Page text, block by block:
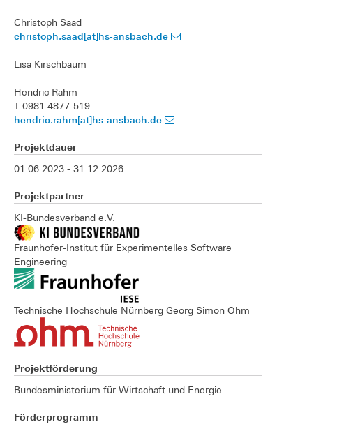
Christoph Saad
christoph.saad[at]hs-ansbach.de
Lisa Kirschbaum
Hendric Rahm
T 0981 4877-519
hendric.rahm[at]hs-ansbach.de
Projektdauer
01.06.2023 - 31.12.2026
Projektpartner
KI-Bundesverband e.V.
Fraunhofer-Institut für Experimentelles Software
Engineering
Technische Hochschule Nürnberg Georg Simon Ohm
Projektförderung
Bundesministerium für Wirtschaft und Energie
Förderprogramm